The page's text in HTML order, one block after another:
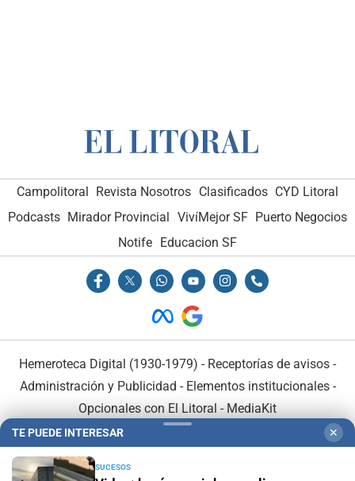
Campolitoral Revista Nosotros Clasificados CYD Litoral
Podcasts Mirador Provincial VivíMejor SF Puerto Negocios
Notife Educacion SF
Hemeroteca Digital (1930-1979) - Receptorías de avisos -
Administración y Publicidad - Elementos institucionales-
Opcionales con El Litoral - MediaKit
TE PUEDE INTERESAR ✕
SUCESOS